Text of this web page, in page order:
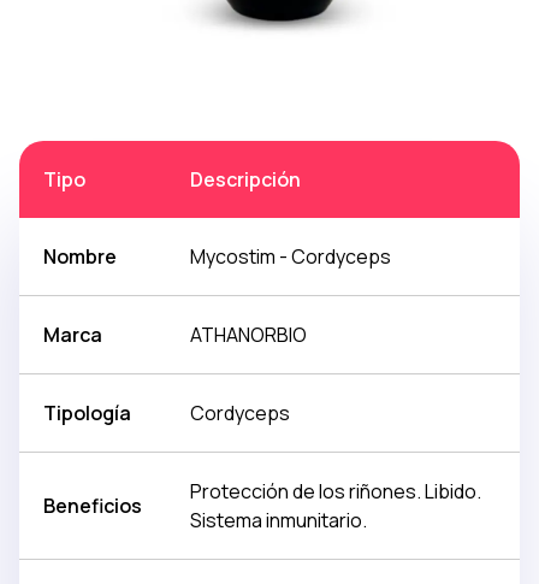
Tipo Descripción
Nombre Mycostim - Cordyceps
Marca ATHANORBIO
Tipología Cordyceps
Beneficios
Protección de los riñones. Libido.
Sistema inmunitario.